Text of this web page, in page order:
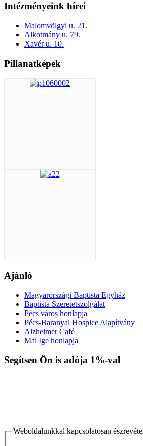
Intézményeink hírei
Malomvölgyi u. 21.
Alkotmány u. 79.
Xavér u. 10.
Pillanatképek
Ajánló
Magyarországi Baptista Egyház
Baptista Szeretetszolgálat
Pécs város honlapja
Pécs-Baranyai Hospice Alapítvány
Alzheimer Café
Mai Ige honlapja
Xnxx افلام سكس عربي AV Subthai
Segítsen Ön is adója 1%-val
Weboldalunkkal kapcsolatosan